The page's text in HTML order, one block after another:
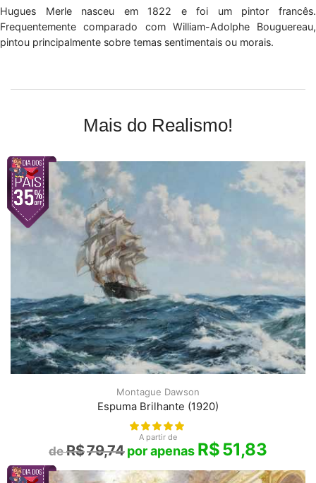
Hugues Merle nasceu em 1822 e foi um pintor francês.
Frequentemente comparado com William-Adolphe Bouguereau,
pintou principalmente sobre temas sentimentais ou morais.
Mais do Realismo!
Montague Dawson
Espuma Brilhante (1920)
A partir de
R$79,74 R$51,83